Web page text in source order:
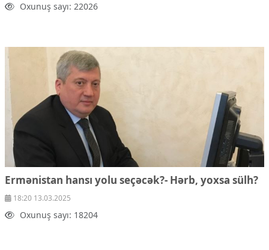
Oxunuş sayı: 22026
Ermənistan hansı yolu seçəcək?- Hərb, yoxsa sülh?
18:20 13.03.2025
Oxunuş sayı: 18204